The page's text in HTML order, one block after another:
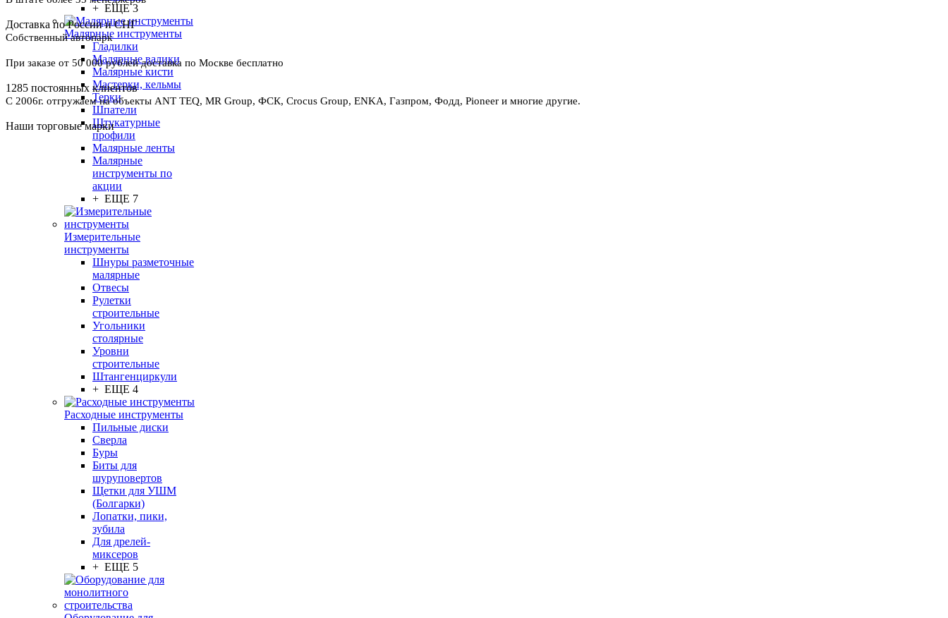
+ ЕЩЕ 3
Малярные инструменты
Гладилки
Малярные валики
Малярные кисти
Мастерки, кельмы
Терки
Шпатели
Штукатурные
профили
Малярные ленты
Малярные
инструменты по
акции
+ ЕЩЕ 7
Измерительные
инструменты
Шнуры разметочные
малярные
Отвесы
Рулетки
строительные
Угольники
столярные
Уровни
строительные
Штангенциркули
+ ЕЩЕ 4
Расходные инструменты
Пильные диски
Сверла
Буры
Биты для
шуруповертов
Щетки для УШМ
(Болгарки)
Лопатки, пики,
зубила
Для дрелей-
миксеров
+ ЕЩЕ 5
Доставка по России и СНГ
Собственный автопарк
При заказе от 50 000 рублей доставка по Москве бесплатно
1285 постоянных клиентов
С 2006г. отгружаем на объекты ANT TEQ, MR Group, ФСК, Crocus Group, ENKA, Газпром, Фодд, Pioneer и многие другие.
Наши торговые марки